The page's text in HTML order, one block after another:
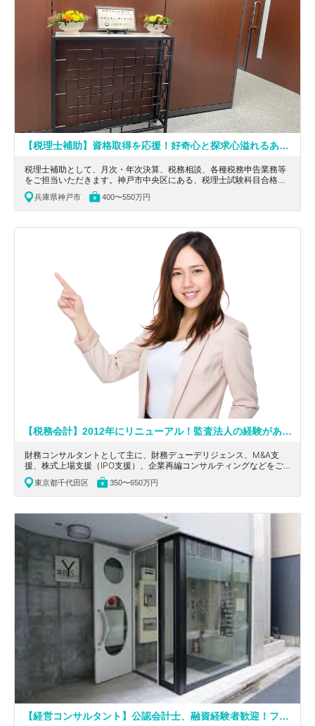
【税理士補助】資格取得を応援！好奇心と探求心溢れるあなたに最適な税理士法人
税理士補助として、月次・年次決算、税務相談、各種税務申告業務等
をご担当いただきます。神戸市中央区にある、税理士試験科目合格者
3科目以上必須！好奇心と探求心溢れるあなたに最適な税理士法人の
求人です。
兵庫県神戸市 400〜550万円
【税務会計】2012年にリニューアル！監査法人の経験がある方必見です！若く明るい税理士法人
財務コンサルタントとして主に、財務デューデリジェンス、M&A支
援、株式上場支援（IPO支援）、企業再編コンサルティングなどをご
担当いただきます。東京都千代田区にある、残業時間が短く、融通が
利くワークライフバランスが取れる税理士法人です。
東京都千代田区 350〜650万円
【経営コンサルタント】公認会計士、融資経験者歓迎！フルリモート勤務可能！経営コンサルティング業務特化！経営企画から実行支援まで経験できるコンサルティングファーム